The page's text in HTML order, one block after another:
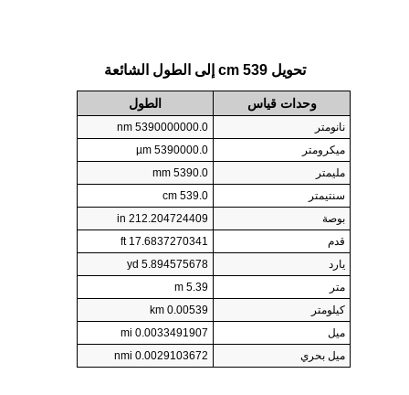
تحويل 539 cm إلى الطول الشائعة
وحدات قياس الطول
نانومتر
5390000000.0 nm
ميكرومتر
5390000.0 µm
مليمتر
5390.0 mm
سنتيمتر
539.0 cm
بوصة
212.204724409 in
قدم
17.6837270341 ft
يارد
5.894575678 yd
متر
5.39 m
كيلومتر
0.00539 km
ميل
0.0033491907 mi
ميل بحري
0.0029103672 nmi